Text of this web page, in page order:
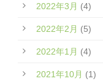
2022年3月 (4)
2022年2月 (5)
2022年1月 (4)
2021年10月 (1)